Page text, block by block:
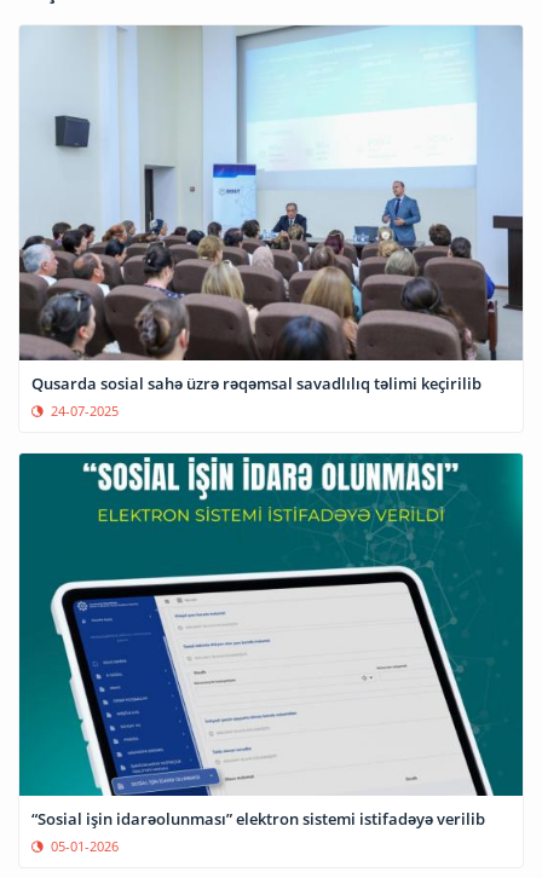
Qusarda sosial sahə üzrə rəqəmsal savadlılıq təlimi keçirilib
24-07-2025
“Sosial işin idarəolunması” elektron sistemi istifadəyə verilib
05-01-2026